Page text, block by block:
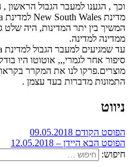
וכך , הגענו למעבר הגבול הראשון
המשיך בין יתר המדינות, היה שלט
ממדינה למדינה.
סיפור אחר לגמרי,,, אוטוטו היו
מוצרים.פרקו לנו את המקרר
התמונות מדברות בעד עצמן .
ניווט
הפוסט הקודם 09.05.2018
הפוסט הבא היידן – 12.05.2018
חיפוש: